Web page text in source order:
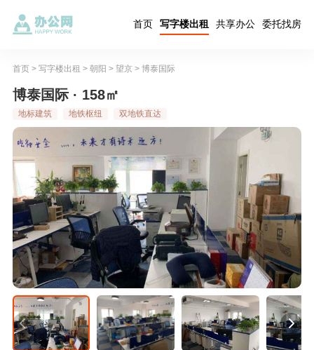
首页 写字楼出租 共享办公 委托找房
首页> 写字楼出租 > 朝阳 > 望京> 博泰国际
博泰国际 · 158㎡
地标建筑 地铁枢纽 双地铁直达